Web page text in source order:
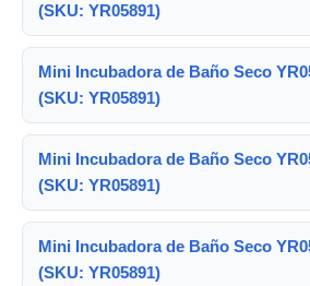
(SKU: YR05891)
Mini Incubadora de Baño Seco
(SKU: YR05891)
Mini Incubadora de Baño Seco
(SKU: YR05891)
Mini Incubadora de Baño Seco
(SKU: YR05891)